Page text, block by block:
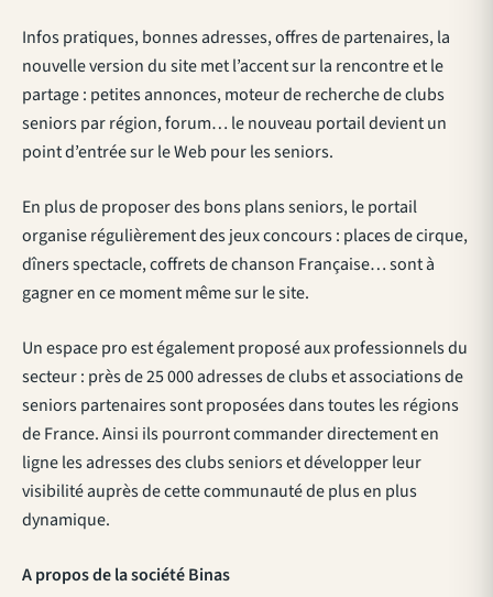
Infos pratiques, bonnes adresses, offres de partenaires, la
nouvelle version du site met l’accent sur la rencontre et le
partage : petites annonces, moteur de recherche de clubs
seniors par région, forum… le nouveau portail devient un
point d’entrée sur le Web pour les seniors.
En plus de proposer des bons plans seniors, le portail
organise régulièrement des jeux concours : places de cirque,
dîners spectacle, coffrets de chanson Française… sont à
gagner en ce moment même sur le site.
Un espace pro est également proposé aux professionnels du
secteur : près de 25 000 adresses de clubs et associations de
seniors partenaires sont proposées dans toutes les régions
de France. Ainsi ils pourront commander directement en
ligne les adresses des clubs seniors et développer leur
visibilité auprès de cette communauté de plus en plus
dynamique.
A propos de la société Binas